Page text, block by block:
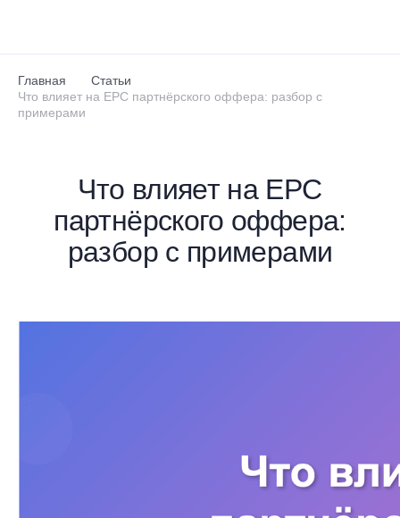
Главная
Статьи
Что влияет на EPC партнёрского оффера: разбор с
примерами
Что влияет на EPC
партнёрского оффера:
разбор с примерами